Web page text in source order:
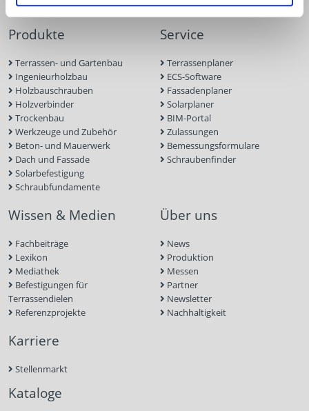
Produkte
Terrassen- und Gartenbau
Ingenieurholzbau
Holzbauschrauben
Holzverbinder
Trockenbau
Werkzeuge und Zubehör
Beton- und Mauerwerk
Dach und Fassade
Solarbefestigung
Schraubfundamente
Service
Terrassenplaner
ECS-Software
Fassadenplaner
Solarplaner
BIM-Portal
Zulassungen
Bemessungsformulare
Schraubenfinder
Wissen & Medien
Fachbeiträge
Lexikon
Mediathek
Befestigungen für
Terrassendielen
Referenzprojekte
Über uns
News
Produktion
Messen
Partner
Newsletter
Nachhaltigkeit
Karriere
Stellenmarkt
Kataloge